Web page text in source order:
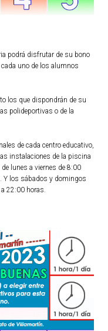
podrá disfrutar de su bono
uno de los alumnos
los que dispondrán de su
polideportivas o de la
de cada centro educativo,
instalaciones de la piscina
lunes a viernes de 8:00
Y los sábados y domingos
22:00 horas.